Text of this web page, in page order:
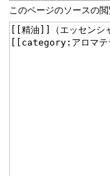
ョ
ン
に
このページのソースの